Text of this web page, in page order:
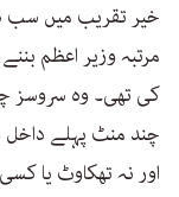
خیر تقریب میں سب
مرتبہ وزیر اعظم
کی تھی۔ وہ سروسز
چند منٹ پہلے
اور نہ تھکاوٹ یا